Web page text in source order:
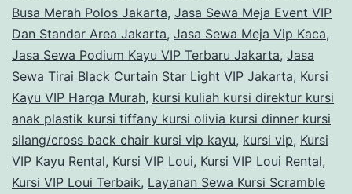
Busa Merah Polos Jakarta, Jasa Sewa Meja Event VIP
Dan Standar Area Jakarta, Jasa Sewa Meja Vip Kaca,
Jasa Sewa Podium Kayu VIP Terbaru Jakarta, Jasa
Sewa Tirai Black Curtain Star Light VIP Jakarta, Kursi
Kayu VIP Harga Murah, kursi kuliah kursi direktur kursi
anak plastik kursi tiffany kursi olivia kursi dinner kursi
silang/cross back chair kursi vip kayu, kursi vip, Kursi
VIP Kayu Rental, Kursi VIP Loui, Kursi VIP Loui Rental,
Kursi VIP Loui Terbaik, Layanan Sewa Kursi Scramble